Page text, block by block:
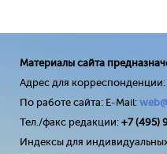
Материалы сайта
Адрес для корреспонденции:
По работе сайта: E-Mail:
Тел./факс редакции: +7 (495)
Индексы для